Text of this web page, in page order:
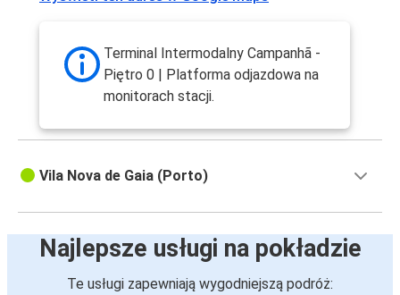
Terminal Intermodalny Campanhã -
Piętro 0 | Platforma odjazdowa na
monitorach stacji.
Vila Nova de Gaia (Porto)
Najlepsze usługi na pokładzie
Te usługi zapewniają wygodniejszą podróż: